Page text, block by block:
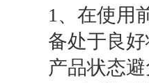
1、在使用
备处于良
产品状态